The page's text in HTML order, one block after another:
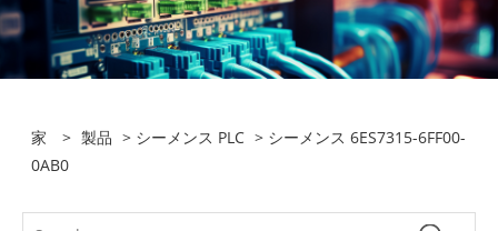
家 > 製品 > シーメンス PLC > シーメンス 6ES7315-6FF00-
0AB0